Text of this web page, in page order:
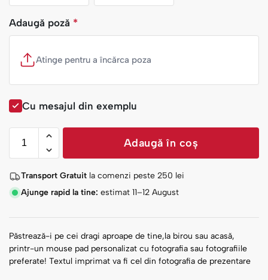
Adaugă poză *
Atinge pentru a încărca poza
Cu mesajul din exemplu
Adaugă în coș
Transport Gratuit la comenzi peste 250 lei
Ajunge rapid la tine: estimat 11–12 August
Păstrează-i pe cei dragi aproape de tine,la birou sau acasă,
printr-un mouse pad personalizat cu fotografia sau fotografiile
preferate! Textul imprimat va fi cel din fotografia de prezentare